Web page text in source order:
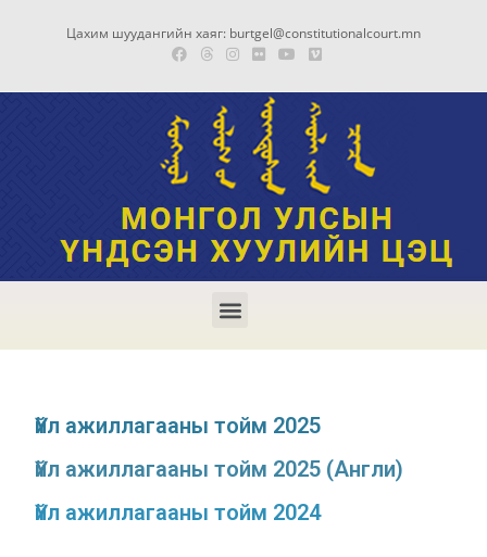
Цахим шуудангийн хаяг: burtgel@constitutionalcourt.mn
Үйл ажиллагааны тойм 2025
Үйл ажиллагааны тойм 2025 (Англи)
Үйл ажиллагааны тойм 2024